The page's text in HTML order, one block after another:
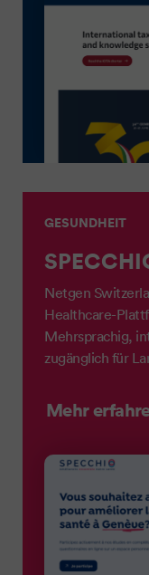
GESUNDHEIT
Netgen
Healthcare-
Mehrsprachig,
zugänglich für
Mehr